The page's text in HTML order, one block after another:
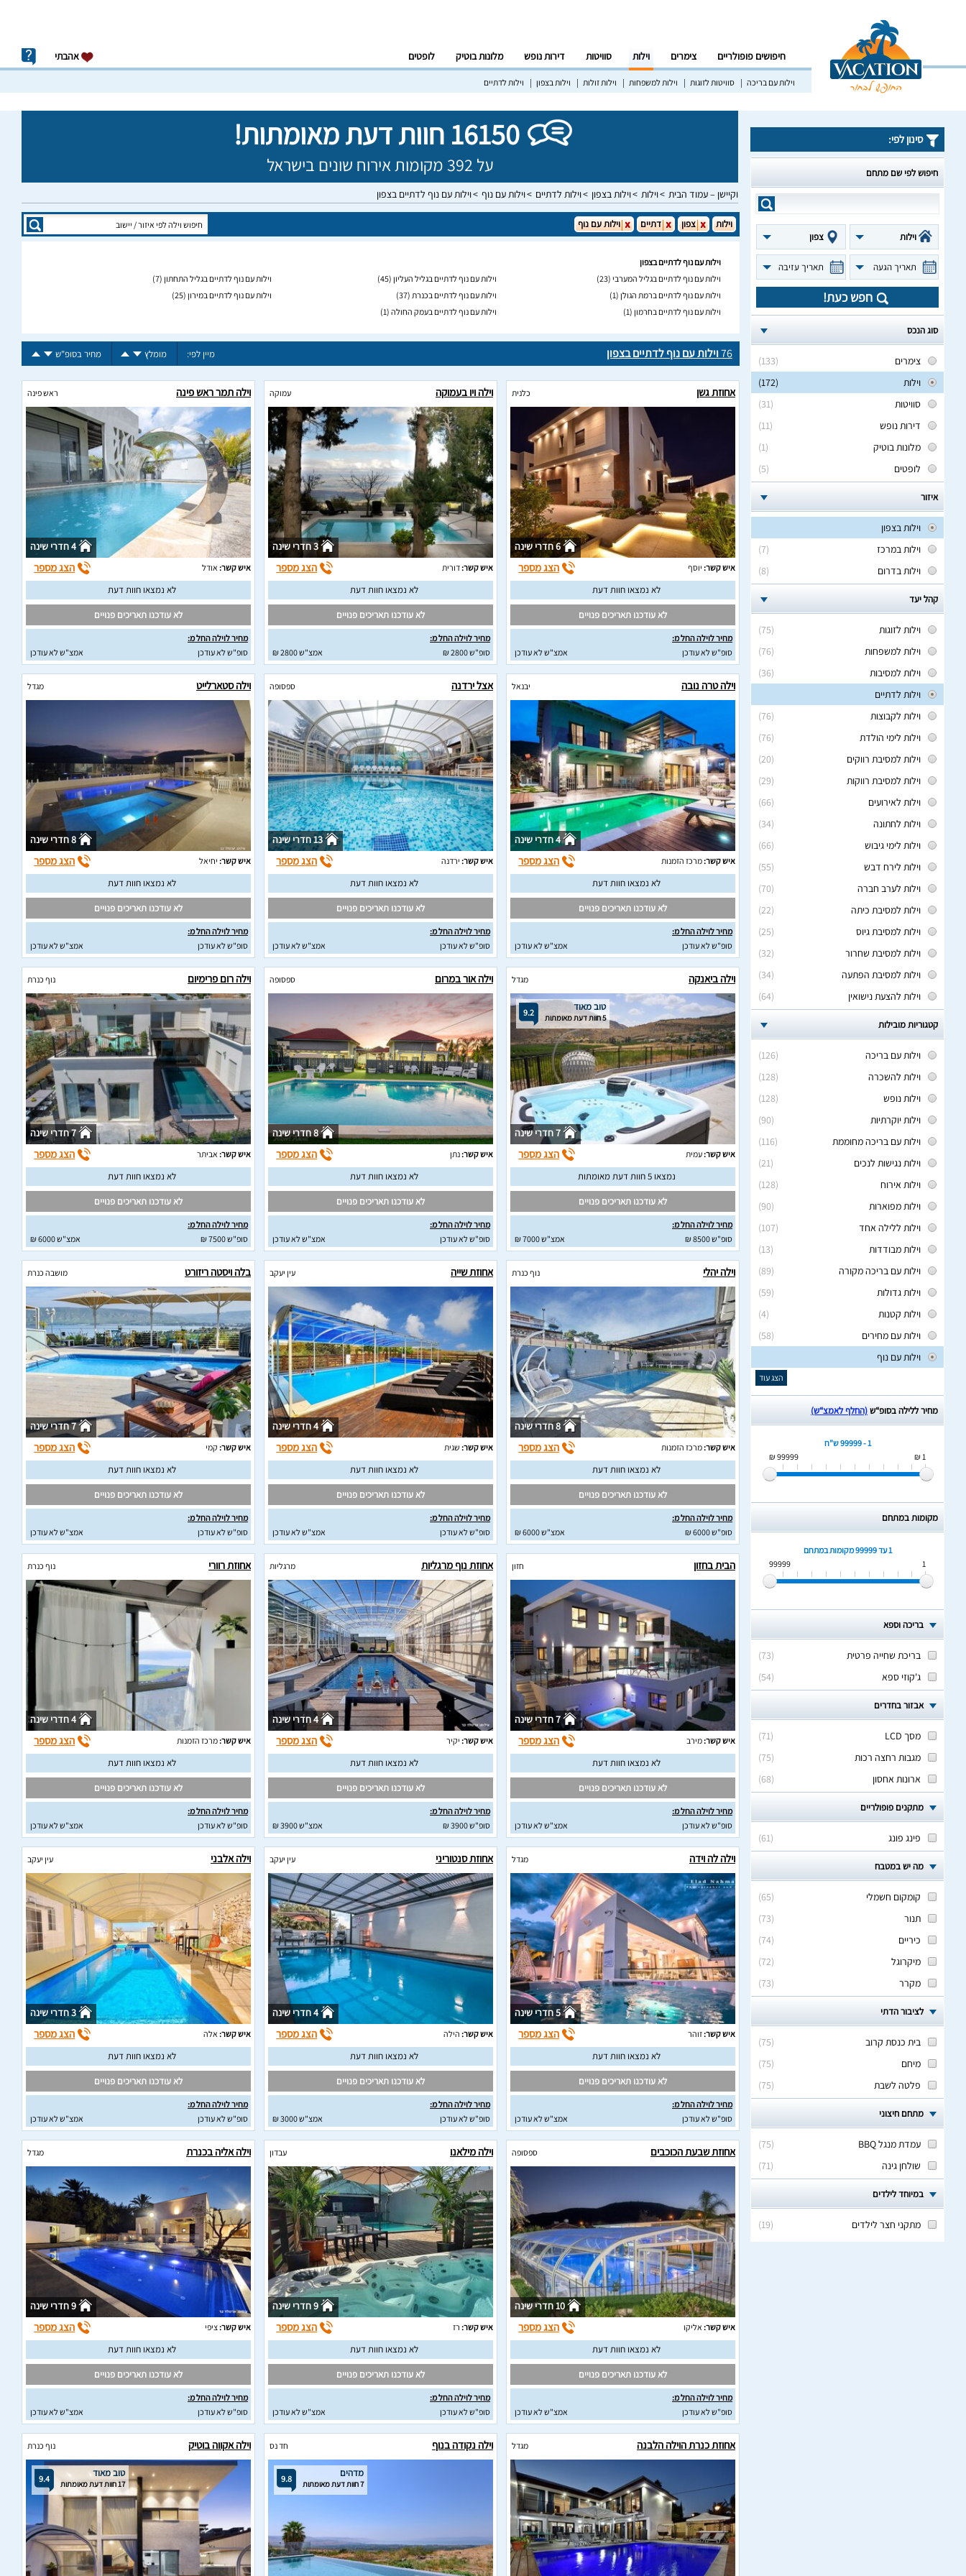
חיפושים פופולריים צימרים וילות סוויטות דירות נופש מלונות בוטיק לופטים אהבתי
וילות עם בריכה סוויטות לזוגות וילות למשפחות וילות זולות וילות בצפון וילות לדתיים
16150 חוות דעת מאומתות!
על 392 מקומות אירוח שונים בישראל
וקיישן – עמוד הבית וילות וילות בצפון וילות לדתיים וילות עם נוף וילות עם נוף לדתיים בצפון
סינון לפי:
חיפוש לפי שם מתחם
וילות צפון
תאריך הגעה תאריך עזיבה
חפש כעת!
סוג הנכס
(133)
צימרים
(172)
וילות
(31)
סוויטות
(11)
דירות נופש
(1)
מלונות בוטיק
(5)
לופטים
איזור
וילות בצפון
(7)
וילות במרכז
(8)
וילות בדרום
קהל יעד
(75)
וילות לזוגות
(76)
וילות למשפחות
(36)
וילות למסיבות
וילות לדתיים
(76)
וילות לקבוצות
(76)
וילות לימי הולדת
(20)
וילות למסיבת רווקים
(29)
וילות למסיבת רווקות
(66)
וילות לאירועים
(34)
וילות לחתונה
(66)
וילות לימי גיבוש
(55)
וילות לירח דבש
(70)
וילות לערב חברה
(22)
וילות למסיבת כיתה
(25)
וילות למסיבת גיוס
(32)
וילות למסיבת שחרור
(34)
וילות למסיבת הפתעה
(64)
וילות להצעת נישואין
קטגוריות מובילות
(126)
וילות עם בריכה
(128)
וילות להשכרה
(128)
וילות נופש
(90)
וילות יוקרתיות
(116)
וילות עם בריכה מחוממת
(21)
וילות נגישות לנכים
(128)
וילות אירוח
(90)
וילות מפוארות
(107)
וילות ללילה אחד
(13)
וילות מבודדות
(89)
וילות עם בריכה מקורה
(59)
וילות גדולות
(4)
וילות קטנות
(58)
וילות עם מחירים
וילות עם נוף
הצג עוד
מחיר ללילה בסופ“ש(החלף לאמצ“ש)
1 - 99999 ש"ח
1 ₪
99999 ₪
מקומות במתחם
1 עד 99999
מקומות במתחם
1
99999
בריכה וספא
(
73
)
בריכת שחייה פרטית
(
54
) ג'קוזי ספא
אבזור בחדרים
(
71
)
מסך LCD
(
75
)
מגבות רחצה רכות
(
68
) ארונות אחסון
מתקנים פופולריים
(
61
) פינג פונג
מה יש במטבח
(
65
)
קומקום חשמלי
(
73
)
תנור
(
74
)
כיריים
(
72
)
מיקרוגל
(
73
) מקרר
לציבור הדתי
(
75
)
בית כנסת קרוב
(
75
)
מיחם
(
75
) פלטה לשבת
מתחם חיצוני
(
75
)
עמדת מנגל BBQ
(
71
) שולחן גינה
במיוחד לילדים
(
19
) מתקני חצר לילדים
וילות צפון דתיים וילות עם נוף
וילות עם נוף לדתיים בצפון
וילות עם נוף לדתיים בגליל המערבי (23) וילות עם נוף לדתיים בגליל העליון (45) וילות עם נוף לדתיים בגליל התחתון (7)
וילות עם נוף לדתיים ברמת הגולן (1) וילות עם נוף לדתיים בכנרת (37) וילות עם נוף לדתיים במירון (25)
וילות עם נוף לדתיים בחרמון (1) וילות עם נוף לדתיים בעמק החולה (1)
76וילות עם נוף לדתיים בצפון מיין לפי: מומלץ מחיר בסופ"ש
אחוזת גשן כלנית
6 חדרי שינה
איש קשר: יוסף הצג מספר
לא נמצאו חוות דעת
לא עודכנו תאריכים פנויים
מחיר לוילה החל מ:
סופ"ש לא עודכן
אמצ"ש לא עודכן
וילה ויו בעמוקה עמוקה
3 חדרי שינה
איש קשר:דורית הצג מספר
לא נמצאו חוות דעת
לא עודכנו תאריכים פנויים
מחיר לוילה החל מ:
סופ"ש 2800 ₪
אמצ"ש 2800 ₪
וילה תמר ראש פינה ראש פינה
4 חדרי שינה
איש קשר: אודל הצג מספר
לא נמצאו חוות דעת
לא עודכנו תאריכים פנויים
מחיר לוילה החל מ:
סופ"ש לא עודכן
אמצ"ש לא עודכן
וילה טרה נובה יבנאל
4 חדרי שינה
איש קשר:מרכז הזמנות הצג מספר
לא נמצאו חוות דעת
לא עודכנו תאריכים פנויים
מחיר לוילה החל מ:
סופ"ש לא עודכן
אמצ"ש לא עודכן
אצל ירדנה ספסופה
13 חדרי שינה
איש קשר: ירדנה הצג מספר
לא נמצאו חוות דעת
לא עודכנו תאריכים פנויים
מחיר לוילה החל מ:
סופ"ש לא עודכן
אמצ"ש לא עודכן
וילה סטארלייט מגדל
8 חדרי שינה
איש קשר: יחיאל הצג מספר
לא נמצאו חוות דעת
לא עודכנו תאריכים פנויים
מחיר לוילה החל מ:
סופ"ש לא עודכן
אמצ"ש לא עודכן
וילה ביאנקה מגדל
9.2 טוב מאוד
5 חוות דעת מאומתות
7 חדרי שינה
איש קשר:עמית הצג מספר
נמצאו 5 חוות דעת מאומתות
לא עודכנו תאריכים פנויים
מחיר לוילה החל מ:
סופ"ש 8500 ₪
אמצ"ש 7000 ₪
וילה אור במרום ספסופה
8 חדרי שינה
איש קשר:נתן הצג מספר
לא נמצאו חוות דעת
לא עודכנו תאריכים פנויים
מחיר לוילה החל מ:
סופ"ש לא עודכן
אמצ"ש לא עודכן
וילה רום פרימיום נוף כנרת
7 חדרי שינה
איש קשר: אביתר הצג מספר
לא נמצאו חוות דעת
לא עודכנו תאריכים פנויים
מחיר לוילה החל מ:
סופ"ש 7500 ₪
אמצ"ש 6000 ₪
וילה יהלי נוף כנרת
8 חדרי שינה
איש קשר:מרכז הזמנות הצג מספר
לא נמצאו חוות דעת
לא עודכנו תאריכים פנויים
מחיר לוילה החל מ:
סופ"ש 6000 ₪
אמצ"ש 6000 ₪
אחוזת שייה עין יעקב
4 חדרי שינה
איש קשר: שגית הצג מספר
לא נמצאו חוות דעת
לא עודכנו תאריכים פנויים
מחיר לוילה החל מ:
סופ"ש לא עודכן
אמצ"ש לא עודכן
בלה ויסטה ריזורט מושבה כנרת
7 חדרי שינה
איש קשר: קמי הצג מספר
לא נמצאו חוות דעת
לא עודכנו תאריכים פנויים
מחיר לוילה החל מ:
סופ"ש לא עודכן
אמצ"ש לא עודכן
הבית בחזון חזון
7 חדרי שינה
איש קשר:מירב הצג מספר
לא נמצאו חוות דעת
לא עודכנו תאריכים פנויים
מחיר לוילה החל מ:
סופ"ש לא עודכן
אמצ"ש לא עודכן
אחוזת נוף מרגליות מרגליות
4 חדרי שינה
איש קשר: יקיר הצג מספר
לא נמצאו חוות דעת
לא עודכנו תאריכים פנויים
מחיר לוילה החל מ:
סופ"ש 3900 ₪
אמצ"ש 3900 ₪
אחוזת רוורי נוף כנרת
4 חדרי שינה
איש קשר:מרכז הזמנות הצג מספר
לא נמצאו חוות דעת
לא עודכנו תאריכים פנויים
מחיר לוילה החל מ:
סופ"ש לא עודכן
אמצ"ש לא עודכן
וילה לה וידה מגדל
5 חדרי שינה
איש קשר:זוהר הצג מספר
לא נמצאו חוות דעת
לא עודכנו תאריכים פנויים
מחיר לוילה החל מ:
סופ"ש לא עודכן
אמצ"ש לא עודכן
אחוזת סנטוריני עין יעקב
4 חדרי שינה
איש קשר: הילה הצג מספר
לא נמצאו חוות דעת
לא עודכנו תאריכים פנויים
מחיר לוילה החל מ:
סופ"ש לא עודכן
אמצ"ש 3000 ₪
וילה אלבני עין יעקב
3 חדרי שינה
איש קשר: אלה הצג מספר
לא נמצאו חוות דעת
לא עודכנו תאריכים פנויים
מחיר לוילה החל מ:
סופ"ש לא עודכן
אמצ"ש לא עודכן
אחוזת שבעת הכוכבים ספסופה
10 חדרי שינה
איש קשר: אליקו הצג מספר
לא נמצאו חוות דעת
לא עודכנו תאריכים פנויים
מחיר לוילה החל מ:
סופ"ש לא עודכן
אמצ"ש לא עודכן
וילה מילאנו עבדון
9 חדרי שינה
איש קשר: רז הצג מספר
לא נמצאו חוות דעת
לא עודכנו תאריכים פנויים
מחיר לוילה החל מ:
סופ"ש לא עודכן
אמצ"ש לא עודכן
וילה אליה בכנרת מגדל
9 חדרי שינה
איש קשר:ציפי הצג מספר
לא נמצאו חוות דעת
לא עודכנו תאריכים פנויים
מחיר לוילה החל מ:
סופ"ש לא עודכן
אמצ"ש לא עודכן
אחוזת כנרת הוילה הלבנה מגדל וילה נקודה בנוף חד נס
9.8 מדהים
7 חוות דעת מאומתות
וילה אקווה בוטיק נוף כנרת
9.4 טוב מאוד
17 חוות דעת מאומתות